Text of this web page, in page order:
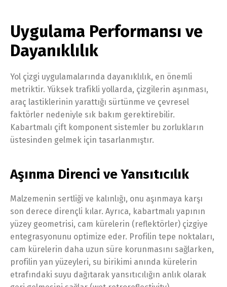
Uygulama Performansı ve
Dayanıklılık
Yol çizgi uygulamalarında dayanıklılık, en önemli
metriktir. Yüksek trafikli yollarda, çizgilerin aşınması,
araç lastiklerinin yarattığı sürtünme ve çevresel
faktörler nedeniyle sık bakım gerektirebilir.
Kabartmalı çift komponent sistemler bu zorlukların
üstesinden gelmek için tasarlanmıştır.
Aşınma Direnci ve Yansıtıcılık
Malzemenin sertliği ve kalınlığı, onu aşınmaya karşı
son derece dirençli kılar. Ayrıca, kabartmalı yapının
yüzey geometrisi, cam kürelerin (reflektörler) çizgiye
entegrasyonunu optimize eder. Profilin tepe noktaları,
cam kürelerin daha uzun süre korunmasını sağlarken,
profilin yan yüzeyleri, su birikimi anında kürelerin
etrafındaki suyu dağıtarak yansıtıcılığın anlık olarak